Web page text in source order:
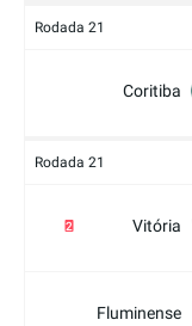
Rodada 21
Coritiba
Rodada 21
Vitória
2
Fluminense